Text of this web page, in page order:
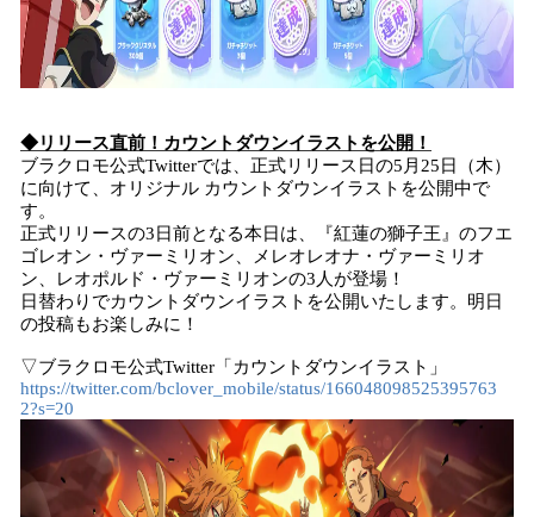
◆リリース直前！カウントダウンイラストを公開！
ブラクロモ公式Twitterでは、正式リリース日の5月25日（木）
に向けて、オリジナル カウントダウンイラストを公開中で
す。
正式リリースの3日前となる本日は、『紅蓮の獅子王』のフエ
ゴレオン・ヴァーミリオン、メレオレオナ・ヴァーミリオ
ン、レオポルド・ヴァーミリオンの3人が登場！
日替わりでカウントダウンイラストを公開いたします。明日
の投稿もお楽しみに！
▽ブラクロモ公式Twitter「カウントダウンイラスト」
https://twitter.com/bclover_mobile/status/166048098525395763
2?s=20